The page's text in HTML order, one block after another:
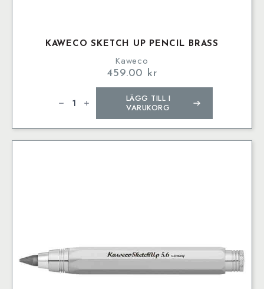
KAWECO SKETCH UP PENCIL BRASS
Kaweco
459.00 kr
SKETCH
UP
mängd
LÄGG TILL I
VARUKORG